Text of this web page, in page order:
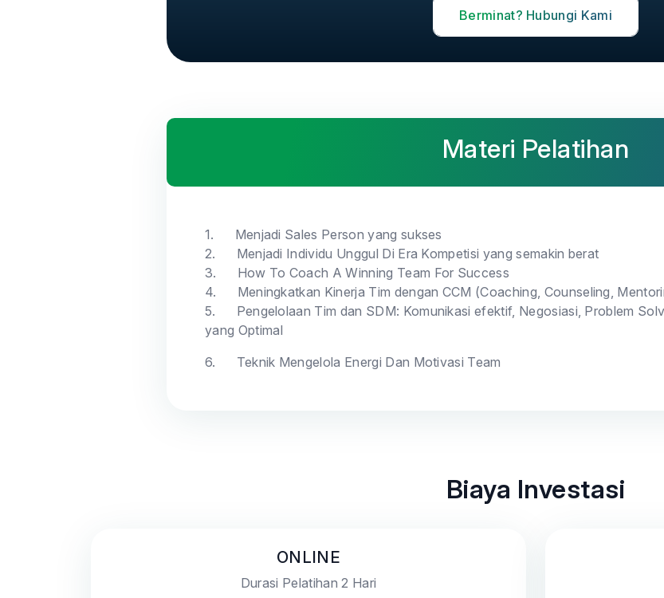
Berminat? Hubungi Kami
Materi Pelatihan
1.
Menjadi Sales Person yang sukses
2.
Menjadi Individu Unggul Di Era Kompetisi yang semakin berat
3.
How To Coach A Winning Team For Success
4.
Meningkatkan Kinerja Tim dengan CCM (Coaching, Counseling,
5.
Pengelolaan Tim dan SDM: Komunikasi efektif, Negosiasi, Problem
yang Optimal
6.
Teknik Mengelola Energi Dan Motivasi Team
Biaya Investasi
ONLINE
Durasi Pelatihan 2 Hari